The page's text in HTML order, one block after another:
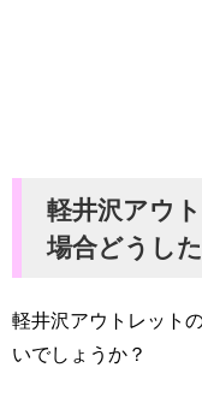
軽井沢アウ
場合どうし
軽井沢アウトレット
いでしょうか？